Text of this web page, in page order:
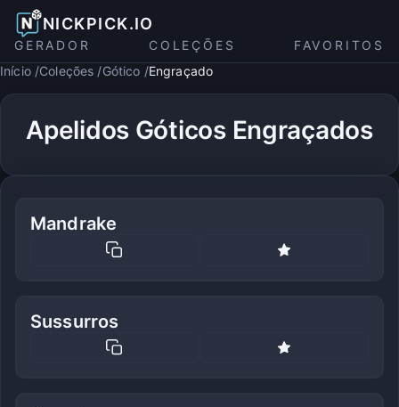
NICKPICK.IO
GERADOR COLEÇÕES
FAVORITOS
Início Coleções Gótico Engraçado
Apelidos Góticos Engraçados
Mandrake
Sussurros